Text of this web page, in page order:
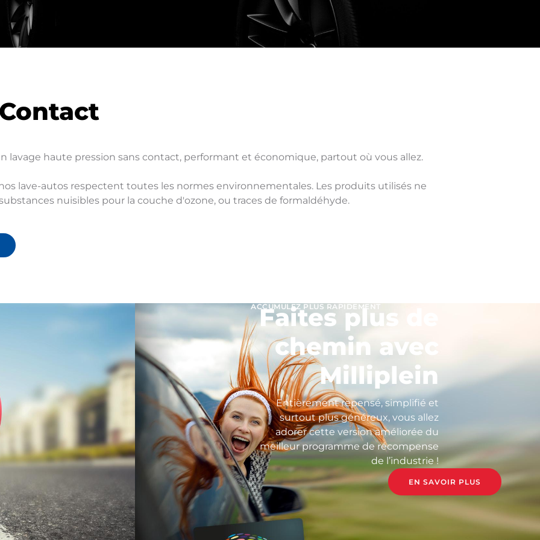
lavage haute pression sans contact, performant et économique, partout où vous allez.
lave-autos respectent toutes les normes environnementales. Les produits utilisés ne
nuisibles pour la couche d'ozone, ou traces de formaldéhyde.
ACCUMULEZ PLUS RAPIDEMENT
Faites plus de
chemin avec
Milliplein
Entièrement repensé, simplifié et
surtout plus généreux, vous allez
adorer cette version améliorée du
meilleur programme de récompense
de l’industrie !
EN SAVOIR PLUS